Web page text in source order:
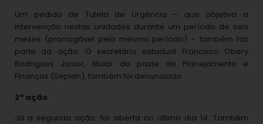
Um pedido de Tutela de Urgência – que objetiva a
intervenção nestas unidades durante um período de seis
meses (prorrogável pelo mesmo período) – também faz
parte da ação. O secretário estadual Francisco Obery
Rodrigues Júnior, titular da paste de Planejamento e
Finanças (Seplan), também foi denunciado.
2ª ação
Já a segunda ação, foi aberta no último dia 14. Também